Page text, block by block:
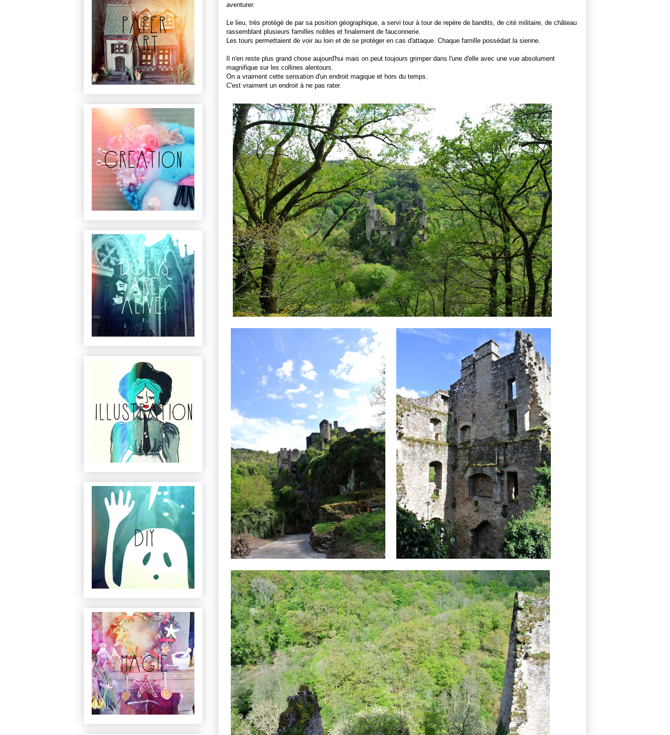
aventurer.
Le lieu, très protégé de par sa position géographique, a servi tour à tour de repère de bandits, de cité militaire, de château
rassemblant plusieurs familles nobles et finalement de fauconnerie.
Les tours permettaient de voir au loin et de se protéger en cas d'attaque. Chaque famille possédait la sienne.
Il n'en reste plus grand chose aujourd'hui mais on peut toujours grimper dans l'une d'elle avec une vue absolument
magnifique sur les collines alentours.
On a vraiment cette sensation d'un endroit magique et hors du temps.
C'est vraiment un endroit à ne pas rater.